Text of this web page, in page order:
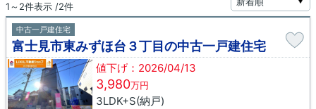
1～2件表示 /2件
中古一戸建住宅
富士見市東みずほ台３丁目の中古一戸建住宅
値下げ：2026/04/13
3,980万円
3LDK+S(納戸)